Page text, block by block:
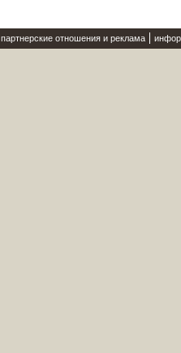
партнерские отношения и реклама